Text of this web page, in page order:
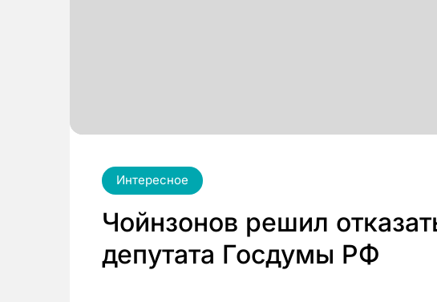
Интересное
Чойнзонов решил
депутата Госдумы РФ